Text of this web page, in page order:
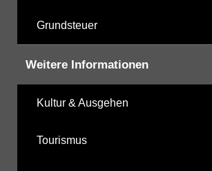
Grundsteuer
Weitere Informationen
Kultur & Ausgehen
Tourismus